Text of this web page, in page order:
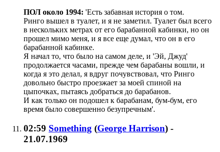
ПОЛ около 1994: 'Есть забавная история о том.
Ринго вышел в туалет, и я не заметил. Туалет был всего
в нескольких метрах от его барабанной кабинки, но он
прошел мимо меня, и я все еще думал, что он в его
барабанной кабинке.
Я начал то, что было на самом деле, и 'Эй, Джуд'
продолжается часами, прежде чем барабаны вошли, и
когда я это делал, я вдруг почувствовал, что Ринго
довольно быстро проезжает за моей спиной на
цыпочках, пытаясь добраться до барабанов.
И как только он подошел к барабанам, бум-бум, его
время было совершенно безупречным'.
02:59 Something (George Harrison) -
21.07.1969